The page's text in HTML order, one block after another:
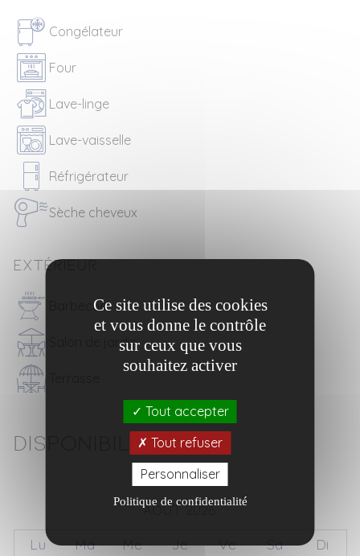
Congélateur
Four
Lave-linge
Lave-vaisselle
Réfrigérateur
Sèche cheveux
Extérieur
Barbecue
Salon de jardin
Disponibilités
AOÛT 2026
Lu Ma Me Je Ve Sa
Di
Ce site utilise des cookies
et vous donne le contrôle
sur ceux que vous
souhaitez activer
Tout accepter
Tout refuser
Personnaliser
Politique de confidentialité